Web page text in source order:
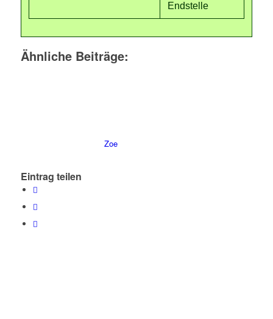
Endstelle
Ähnliche Beiträge:
Zoe
Eintrag teilen